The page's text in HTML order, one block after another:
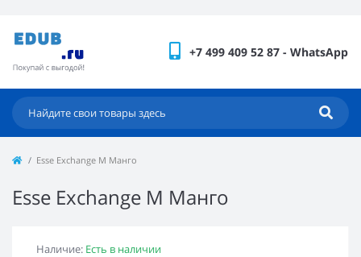
+7 499 409 52 87 - WhatsApp
Esse Exchange M Манго
Esse Exchange M Манго
Наличие: Есть в наличии